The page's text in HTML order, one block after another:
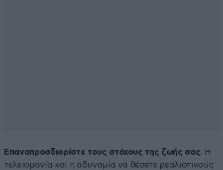
Επαναπροσδιορίστε τους στόχους της ζωής σας. Η
τελειομανία και η αδυναμία να θέσετε ρεαλιστικούς